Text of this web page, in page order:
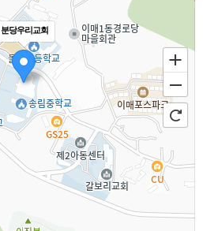
분당우리교회